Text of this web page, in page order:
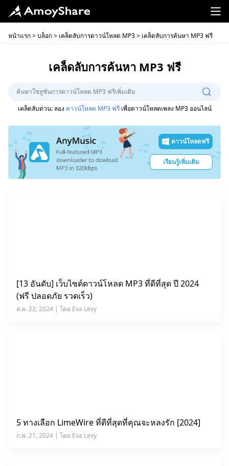
หน้าแรก>บล็อก> เคล็ดลับการดาวน์โหลด MP3> เคล็ดลับการค้นหา MP3 ฟรี
เคล็ดลับการค้นหา MP3 ฟรี
เคล็ดลับด่วน: ลอง ดาวน์โหลด MP3 ฟรีเพื่อดาวน์โหลดเพลง MP3 ออนไลน์
ดาวน์โหลดฟรี
เรียนรู้เพิ่มเติม
[13 อันดับ] เว็บไซต์ดาวน์โหลด MP3 ที่ดีที่สุด ปี 2024
(ฟรี ปลอดภัย รวดเร็ว)
ส.ค. 22, 2024 | โดย Eva Levy
5 ทางเลือก LimeWire ที่ดีที่สุดที่คุณจะหลงรัก [2024]
ก.พ. 21, 2024 | โดย Eva Levy